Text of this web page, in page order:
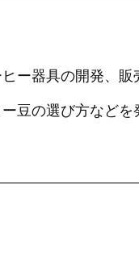
ー器具の開発、販
豆の選び方などを